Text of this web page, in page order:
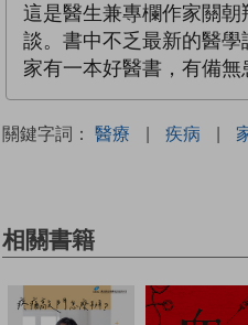
這是醫生兼專欄作家關
談。書中不乏最新的醫學
家有一本好醫書，有備無
關鍵字詞： 醫療 | 疾病 |
相關書籍